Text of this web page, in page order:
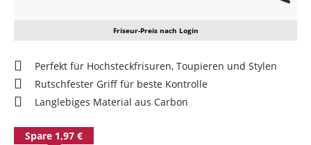
Friseur-Preis nach Login
Perfekt für Hochsteckfrisuren, Toupieren und Stylen
Rutschfester Griff für beste Kontrolle
Langlebiges Material aus Carbon
Spare 1,97 €